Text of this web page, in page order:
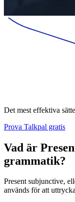
Det mest effektiva
Prova Talkpal gratis
Vad är
grammatik?
Present subjunctive,
används för att